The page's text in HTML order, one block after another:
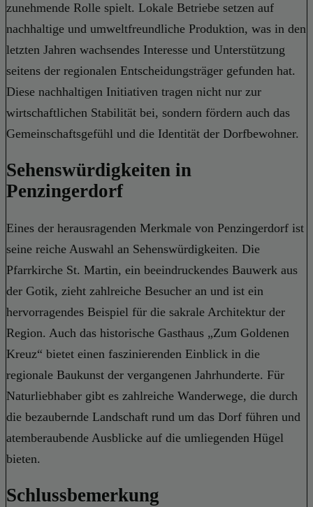
zunehmende Rolle spielt. Lokale Betriebe setzen auf
nachhaltige und umweltfreundliche Produktion, was in den
letzten Jahren wachsendes Interesse und Unterstützung
seitens der regionalen Entscheidungsträger gefunden hat.
Diese nachhaltigen Initiativen tragen nicht nur zur
wirtschaftlichen Stabilität bei, sondern fördern auch das
Gemeinschaftsgefühl und die Identität der Dorfbewohner.
Sehenswürdigkeiten in
Penzingerdorf
Eines der herausragenden Merkmale von Penzingerdorf ist
seine reiche Auswahl an Sehenswürdigkeiten. Die
Pfarrkirche St. Martin, ein beeindruckendes Bauwerk aus
der Gotik, zieht zahlreiche Besucher an und ist ein
hervorragendes Beispiel für die sakrale Architektur der
Region. Auch das historische Gasthaus „Zum Goldenen
Kreuz“ bietet einen faszinierenden Einblick in die
regionale Baukunst der vergangenen Jahrhunderte. Für
Naturliebhaber gibt es zahlreiche Wanderwege, die durch
die bezaubernde Landschaft rund um das Dorf führen und
atemberaubende Ausblicke auf die umliegenden Hügel
bieten.
Schlussbemerkung